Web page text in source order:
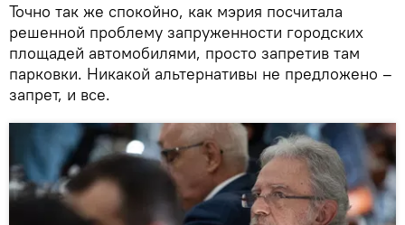
Точно так же спокойно, как мэрия посчитала
решенной проблему запруженности городских
площадей автомобилями, просто запретив там
парковки. Никакой альтернативы не предложено –
запрет, и все.